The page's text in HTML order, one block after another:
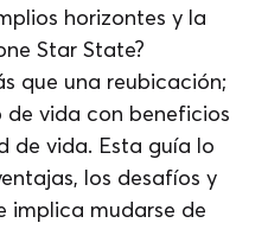
horizontes y la
Star State?
que una reubicación;
de vida con beneficios
de vida. Esta guía lo
los desafíos y
implica mudarse de